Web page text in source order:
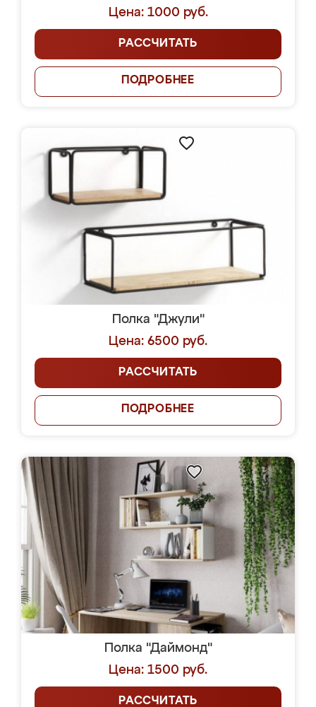
Цена: 1000 руб.
РАССЧИТАТЬ
ПОДРОБНЕЕ
Полка "Джули"
Цена: 6500 руб.
РАССЧИТАТЬ
ПОДРОБНЕЕ
Полка "Даймонд"
Цена: 1500 руб.
РАССЧИТАТЬ